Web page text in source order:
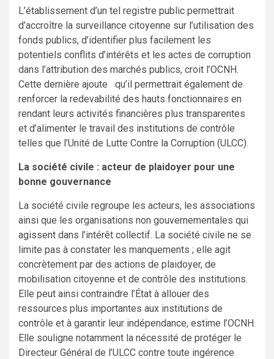
L’établissement d’un tel registre public permettrait
d’accroître la surveillance citoyenne sur l’utilisation des
fonds publics, d’identifier plus facilement les
potentiels conflits d’intérêts et les actes de corruption
dans l’attribution des marchés publics, croit l’OCNH.
Cette dernière ajoute qu’il permettrait également de
renforcer la redevabilité des hauts fonctionnaires en
rendant leurs activités financières plus transparentes
et d’alimenter le travail des institutions de contrôle
telles que l’Unité de Lutte Contre la Corruption (ULCC).
La société civile : acteur de plaidoyer pour une
bonne gouvernance
La société civile regroupe les acteurs, les associations
ainsi que les organisations non gouvernementales qui
agissent dans l’intérêt collectif. La société civile ne se
limite pas à constater les manquements ; elle agit
concrètement par des actions de plaidoyer, de
mobilisation citoyenne et de contrôle des institutions.
Elle peut ainsi contraindre l’État à allouer des
ressources plus importantes aux institutions de
contrôle et à garantir leur indépendance, estime l’OCNH.
Elle souligne notamment la nécessité de protéger le
Directeur Général de l’ULCC contre toute ingérence